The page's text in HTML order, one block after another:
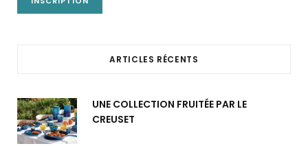
ARTICLES RÉCENTS
UNE COLLECTION FRUITÉE PAR LE
CREUSET